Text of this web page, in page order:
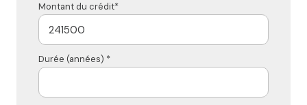
Montant du crédit*
Durée (années) *